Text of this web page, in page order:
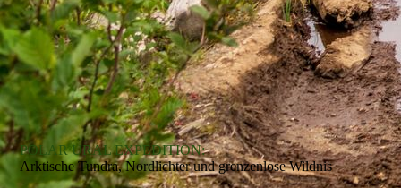
POLAR URAL EXPEDITION:
Arktische Tundra, Nordlichter und grenzenlose Wildnis